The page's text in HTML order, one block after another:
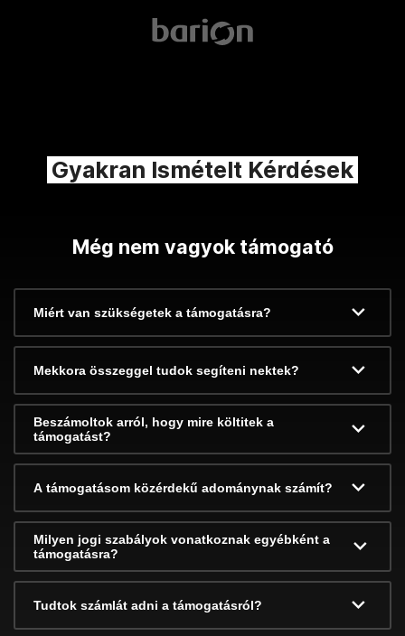
Gyakran Ismételt Kérdések
Még nem vagyok támogató
Miért van szükségetek a támogatásra?
Mekkora összeggel tudok segíteni nektek?
Beszámoltok arról, hogy mire költitek a
támogatást?
A támogatásom közérdekű adománynak számít?
Milyen jogi szabályok vonatkoznak egyébként a
támogatásra?
Tudtok számlát adni a támogatásról?